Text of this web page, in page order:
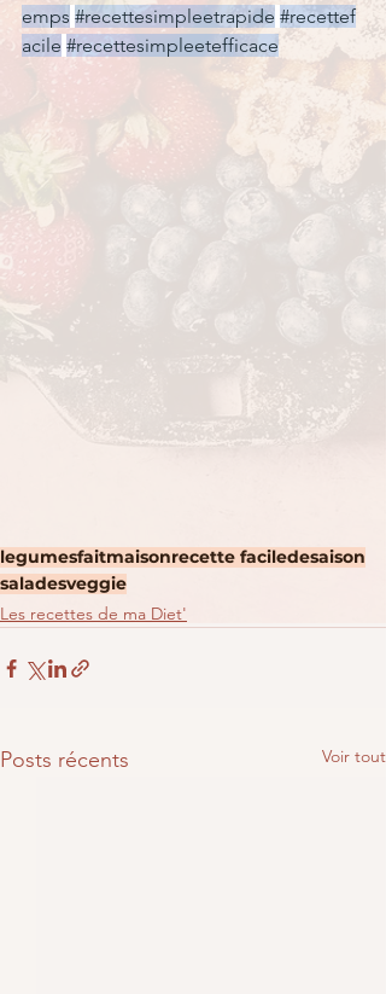
emps #recettesimpleetrapide #recettef
acile #recettesimpleetefficace
legumesfaitmaisonrecette faciledesaison
saladesveggie
Les recettes de ma Diet'
Posts récents Voir tout